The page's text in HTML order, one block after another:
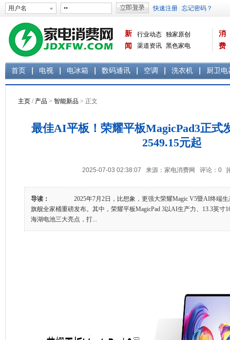
新
闻
行业动态 独家原创
渠道资讯 黑色家电
消
费
首页 电视 电冰箱 数码通讯 空调 洗衣机 厨卫电
主页 / 产品 > 智能新品 > 正文
最佳AI平板！荣耀平板MagicPad3正式
2549.15元起
2025-07-03 02:38:07 来源：家电消费网 评论： 0 [
导读：
2025年7月2日，比想象，更强大荣耀Magic V5暨AI终端生
旗舰全家桶重磅发布。其中，荣耀平板MagicPad 3以AI生产力、13.3英寸
海湖电池三大亮点，打...